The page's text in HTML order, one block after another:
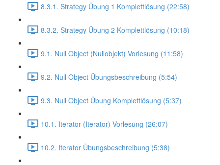
8.3.1. Strategy Übung 1 Komplettlösung (22:58)
8.3.2. Strategy Übung 2 Komplettlösung (10:18)
9.1. Null Object (Nullobjekt) Vorlesung (11:58)
9.2. Null Object Übungsbeschreibung (5:54)
9.3. Null Object Übung Komplettlösung (5:37)
10.1. Iterator (Iterator) Vorlesung (26:07)
10.2. Iterator Übungsbeschreibung (5:38)